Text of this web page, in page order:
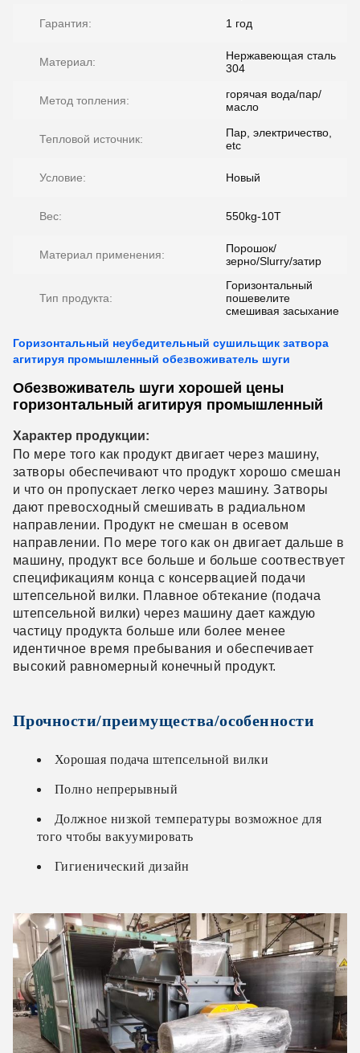
Гарантия: 1 год
Материал:
Нержавеющая сталь
304
Метод топления:
горячая вода/пар/
масло
Тепловой источник:
Пар, электричество,
etc
Условие: Новый
Вес: 550kg-10T
Материал применения:
Порошок/
зерно/Slurry/затир
Тип продукта:
Горизонтальный
пошевелите
смешивая засыхание
Горизонтальный неубедительный сушильщик затвора
агитируя промышленный обезвоживатель шуги
Обезвоживатель шуги хорошей цены
горизонтальный агитируя промышленный
Характер продукции:
По мере того как продукт двигает через машину,
затворы обеспечивают что продукт хорошо смешан
и что он пропускает легко через машину. Затворы
дают превосходный смешивать в радиальном
направлении. Продукт не смешан в осевом
направлении. По мере того как он двигает дальше в
машину, продукт все больше и больше соотвествует
спецификациям конца с консервацией подачи
штепсельной вилки. Плавное обтекание (подача
штепсельной вилки) через машину дает каждую
частицу продукта больше или более менее
идентичное время пребывания и обеспечивает
высокий равномерный конечный продукт.
Прочности/преимущества/особенности
Хорошая подача штепсельной вилки
Полно непрерывный
Должное низкой температуры возможное для
того чтобы вакуумировать
Гигиенический дизайн